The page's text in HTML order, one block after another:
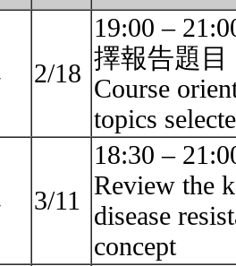
2/18
19:00 –
擇報告題目
Course
topics
3/11
18:30 –
Review the
disease
concept